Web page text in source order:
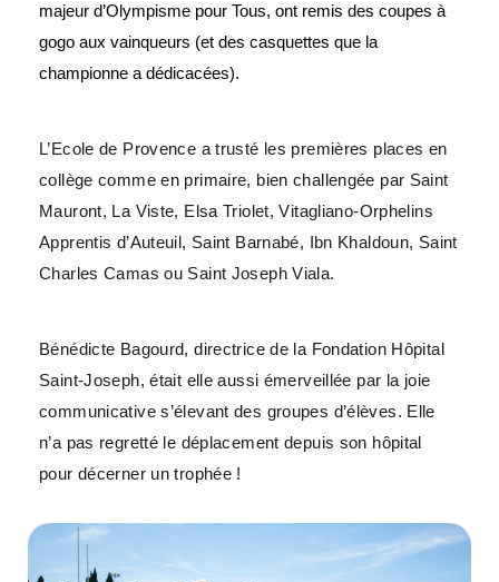
majeur d’Olympisme pour Tous, ont remis des coupes à
gogo aux vainqueurs (et des casquettes que la
championne a dédicacées).
L’Ecole de Provence a trusté les premières places en
collège comme en primaire, bien challengée par Saint
Mauront, La Viste, Elsa Triolet, Vitagliano-Orphelins
Apprentis d’Auteuil, Saint Barnabé, Ibn Khaldoun, Saint
Charles Camas ou Saint Joseph Viala.
Bénédicte Bagourd, directrice de la Fondation Hôpital
Saint-Joseph, était elle aussi émerveillée par la joie
communicative s’élevant des groupes d’élèves. Elle
n’a pas regretté le déplacement depuis son hôpital
pour décerner un trophée !